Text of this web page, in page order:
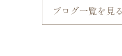
ブログ一覧を見る